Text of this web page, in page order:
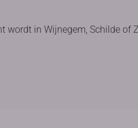
wordt in Wijnegem, Schilde of